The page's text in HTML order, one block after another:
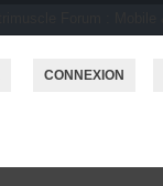
CONNEXION